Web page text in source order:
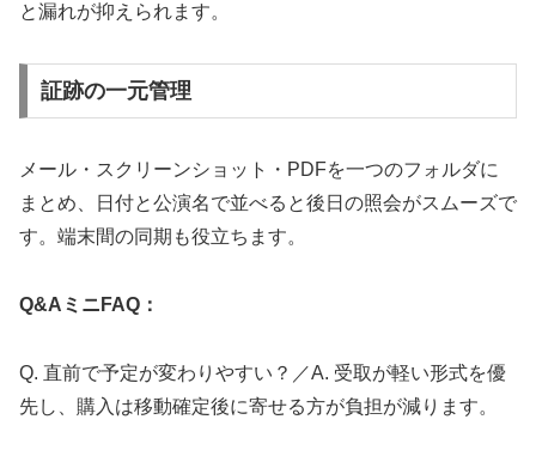
と漏れが抑えられます。
証跡の一元管理
メール・スクリーンショット・PDFを一つのフォルダに
まとめ、日付と公演名で並べると後日の照会がスムーズで
す。端末間の同期も役立ちます。
Q&AミニFAQ：
Q. 直前で予定が変わりやすい？／A. 受取が軽い形式を優
先し、購入は移動確定後に寄せる方が負担が減ります。